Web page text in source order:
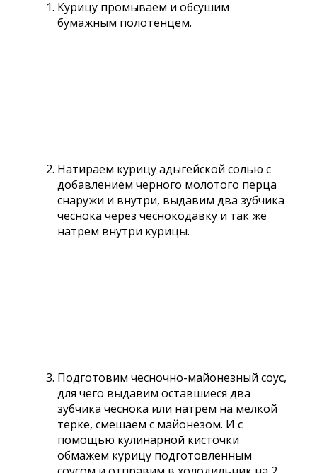
Курицу промываем и обсушим
бумажным полотенцем.
Натираем курицу адыгейской солью с
добавлением черного молотого перца
снаружи и внутри, выдавим два зубчика
чеснока через чеснокодавку и так же
натрем внутри курицы.
Подготовим чесночно-майонезный соус,
для чего выдавим оставшиеся два
зубчика чеснока или натрем на мелкой
терке, смешаем с майонезом. И с
помощью кулинарной кисточки
обмажем курицу подготовленным